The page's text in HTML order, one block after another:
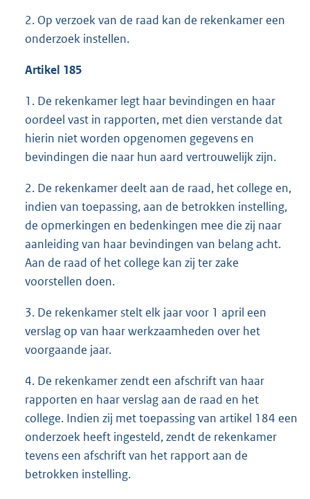
2. Op verzoek van de raad kan de rekenkamer een
onderzoek instellen.
Artikel 185
1. De rekenkamer legt haar bevindingen en haar
oordeel vast in rapporten, met dien verstande dat
hierin niet worden opgenomen gegevens en
bevindingen die naar hun aard vertrouwelijk zijn.
2. De rekenkamer deelt aan de raad, het college en,
indien van toepassing, aan de betrokken instelling,
de opmerkingen en bedenkingen mee die zij naar
aanleiding van haar bevindingen van belang acht.
Aan de raad of het college kan zij ter zake
voorstellen doen.
3. De rekenkamer stelt elk jaar voor 1 april een
verslag op van haar werkzaamheden over het
voorgaande jaar.
4. De rekenkamer zendt een afschrift van haar
rapporten en haar verslag aan de raad en het
college. Indien zij met toepassing van artikel 184 een
onderzoek heeft ingesteld, zendt de rekenkamer
tevens een afschrift van het rapport aan de
betrokken instelling.